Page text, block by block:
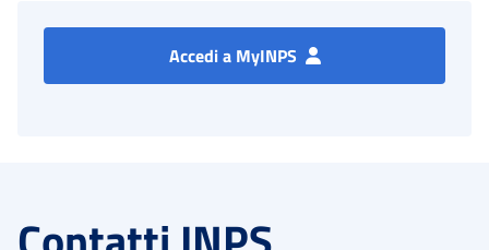
Accedi a MyINPS